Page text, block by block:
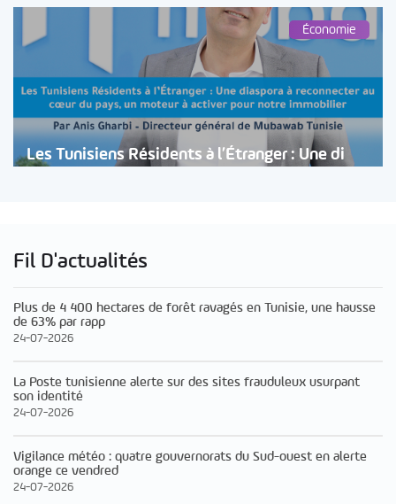
Économie
Les Tunisiens Résidents à l’Étranger : Une di
Fil D'actualités
Plus de 4 400 hectares de forêt ravagés en Tunisie, une hausse
de 63% par rapp
24-07-2026
La Poste tunisienne alerte sur des sites frauduleux usurpant
son identité
24-07-2026
Vigilance météo : quatre gouvernorats du Sud-ouest en alerte
orange ce vendred
24-07-2026